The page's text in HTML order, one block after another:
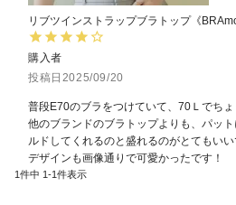
リブツインストラップブラトップ《
購入者
投稿日 2025/09/20
普段E70のブラをつけていて、70Ｌでちょ
他のブランドのブラトップよりも、パッ
ルドしてくれるのと盛れるのがとてもいい
デザインも画像通りで可愛かったです！
1件中 1-1件表示